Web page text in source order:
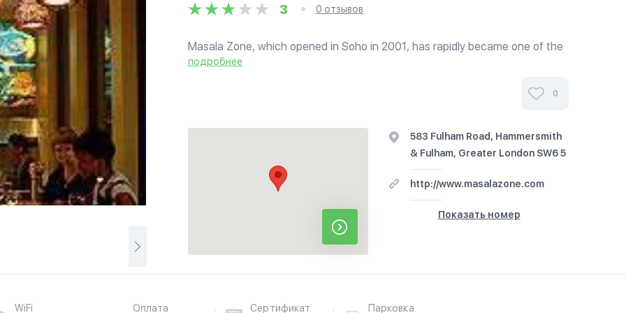
3 0 отзывов
Masala Zone, which opened in Soho in 2001, has rapidly became one of the
most popular Indian restaurants in the UK by focusing on the traditional
подробнее
0
583 Fulham Road, Hammersmith
& Fulham, Greater London SW6 5
http://www.masalazone.com
Показать номер
WiFi Оплата Сертификат Парковка